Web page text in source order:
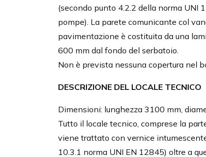
(secondo punto 4.2.2 della norma UNI
pompe). La parete comunicante col
pavimentazione è costituita da una
600 mm dal fondo del serbatoio.
Non è prevista nessuna copertura nel
DESCRIZIONE DEL LOCALE TECNICO
Dimensioni: lunghezza 3100 mm,
Tutto il locale tecnico, comprese la
viene trattato con vernice
10.3.1 norma UNI EN 12845) oltre a